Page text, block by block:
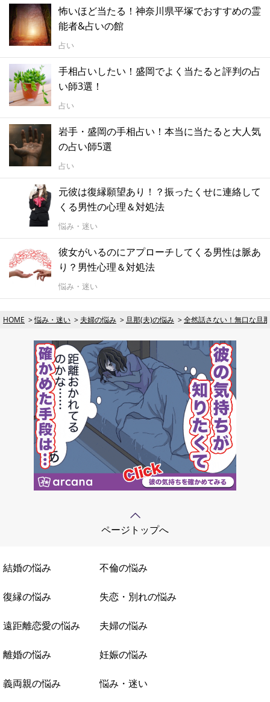
怖いほど当たる！神奈川県平塚でおすすめの霊
能者&占いの館
占い
手相占いしたい！盛岡でよく当たると評判の占
い師3選！
占い
岩手・盛岡の手相占い！本当に当たると大人気
の占い師5選
占い
元彼は復縁願望あり！？振ったくせに連絡して
くる男性の心理＆対処法
悩み・迷い
彼女がいるのにアプローチしてくる男性は脈あ
り？男性心理＆対処法
悩み・迷い
HOME 悩み・迷い 夫婦の悩み 旦那(夫)の悩み 全然話さない！無口な旦
ページトップへ
結婚の悩み 不倫の悩み
復縁の悩み 失恋・別れの悩み
遠距離恋愛の悩み 夫婦の悩み
離婚の悩み 妊娠の悩み
義両親の悩み 悩み・迷い